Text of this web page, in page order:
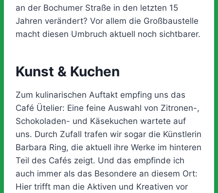
an der Bochumer Straße in den letzten 15
Jahren verändert? Vor allem die Großbaustelle
macht diesen Umbruch aktuell noch sichtbarer.
Kunst & Kuchen
Zum kulinarischen Auftakt empfing uns das
Café Ütelier: Eine feine Auswahl von Zitronen-,
Schokoladen- und Käsekuchen wartete auf
uns. Durch Zufall trafen wir sogar die Künstlerin
Barbara Ring, die aktuell ihre Werke im hinteren
Teil des Cafés zeigt. Und das empfinde ich
auch immer als das Besondere an diesem Ort:
Hier trifft man die Aktiven und Kreativen vor